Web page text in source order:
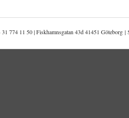
774 11 50 | Fiskhamnsgatan 43d 41451 Göteborg |